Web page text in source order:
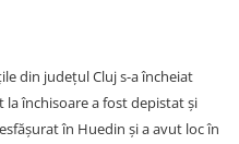
din județul Cluj s-a încheiat
închisoare a fost depistat și
în Huedin și a avut loc în